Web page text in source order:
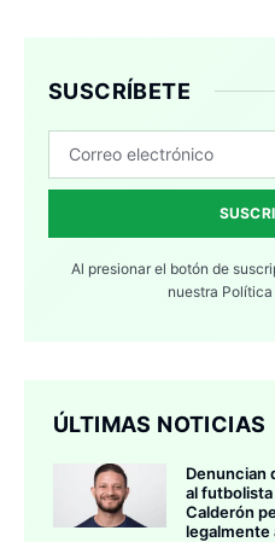
SUSCRÍBETE
Al presionar el botón de
nuestra
ÚLTIMAS NOTICIAS
Denuncian
al
Calderón
legalmente